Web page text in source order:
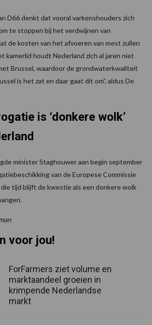
D66 denkt dat vooral varkenshouders zich
te stoppen bij het verdwijnen van
de kosten van het afvoeren van mest zullen
kamerlid houdt Nederland zich al jaren niet
Brussel, waardoor de grondwaterkwaliteit
is het zat en daar gaat dit om”, aldus De
is ‘donkere wolk’
minister Staghouwer aan begin september
van de Europese Commissie
tijd blijft de kwestie als een donkere wolk
voor jou!
ForFarmers ziet volume en
marktaandeel groeien in
krimpende Nederlandse
markt